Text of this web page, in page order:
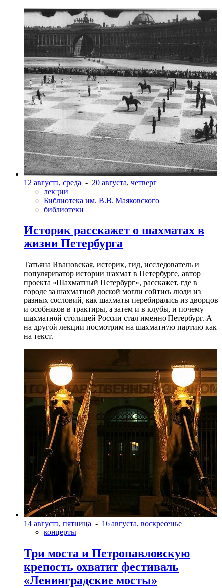
12 августа, среда - 20 августа, четверг
лекции
Библиотека им. В.В. Маяковского
библиотеки
Историк расскажет о шахматах в
жизни Петербурга
Татьяна Ивановская, историк, гид, исследователь и
популяризатор истории шахмат в Петербурге, автор
проекта «Шахматный Петербург», расскажет, где в
городе за шахматной доской могли сойтись люди из
разных сословий, как шахматы перебирались из дворцов
и особняков в трактиры, а затем и в клубы, и почему
шахматной столицей России стал именно Петербург. А
на другой лекции посмотрим на шахматную партию как
на текст.
14 августа, пятница - 16 августа, воскресенье
концерты
Три моста и Петропавловскую
крепость охватит фестиваль
«Ленинградские мосты»